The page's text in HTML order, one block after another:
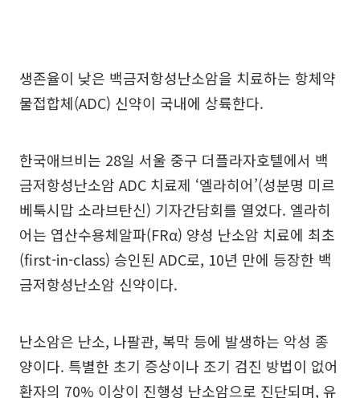
생존율이 낮은 백금저항성난소암을 치료하는 항체약
물접합체(ADC) 신약이 국내에 상륙한다.
한국애브비는 28일 서울 중구 더플라자호텔에서 백
금저항성난소암 ADC 치료제 ‘엘라히어’(성분명 미르
베툭시맙 소라브탄신) 기자간담회를 열었다. 엘라히
어는 엽산수용체알파(FRα) 양성 난소암 치료에 최초
(first-in-class) 승인된 ADC로, 10년 만에 등장한 백
금저항성난소암 신약이다.
난소암은 난소, 나팔관, 복막 등에 발생하는 악성 종
양이다. 특별한 초기 증상이나 조기 검진 방법이 없어
환자의 70% 이상이 진행성 난소암으로 진단되며, 유